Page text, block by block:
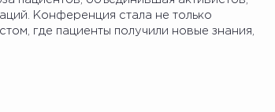
Конференция стала не только
где пациенты получили новые знания,